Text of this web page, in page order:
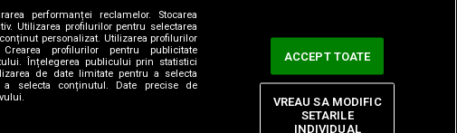
Contact
performanței reclamelor. Stocarea
Utilizarea profilurilor pentru selectarea
personalizat. Utilizarea profilurilor
profilurilor pentru publicitate
Înțelegerea publicului prin statistici
de date limitate pentru a selecta
a selecta conținutul. Date precise de
ACCEPT TOATE
VREAU SA MODIFIC
SETARILE
INDIVIDUAL